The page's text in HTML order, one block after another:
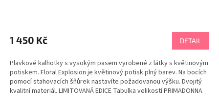
1 450 Kč DETAIL
Plavkové kalhotky s vysokým pasem vyrobené z látky s květinovým
potiskem. Floral Explosion je květinový potisk plný barev. Na bocích
pomocí stahovacích šňůrek nastavíte požadovanou výšku. Dvojitý
kvalitní materiál. LIMITOVANÁ EDICE Tabulka velikostí PRIMADONNA